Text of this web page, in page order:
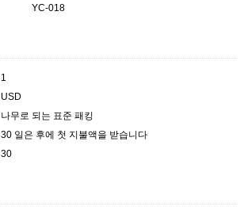
YC-018
1
USD
나무로 되는 표준 패킹
30 일은 후에 첫 지불액을 받습니다
30